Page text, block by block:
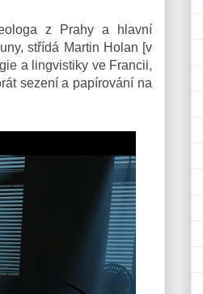
z Prahy a hlavní
střídá Martin Holan [v
a lingvistiky ve Francii,
sezení a papírování na